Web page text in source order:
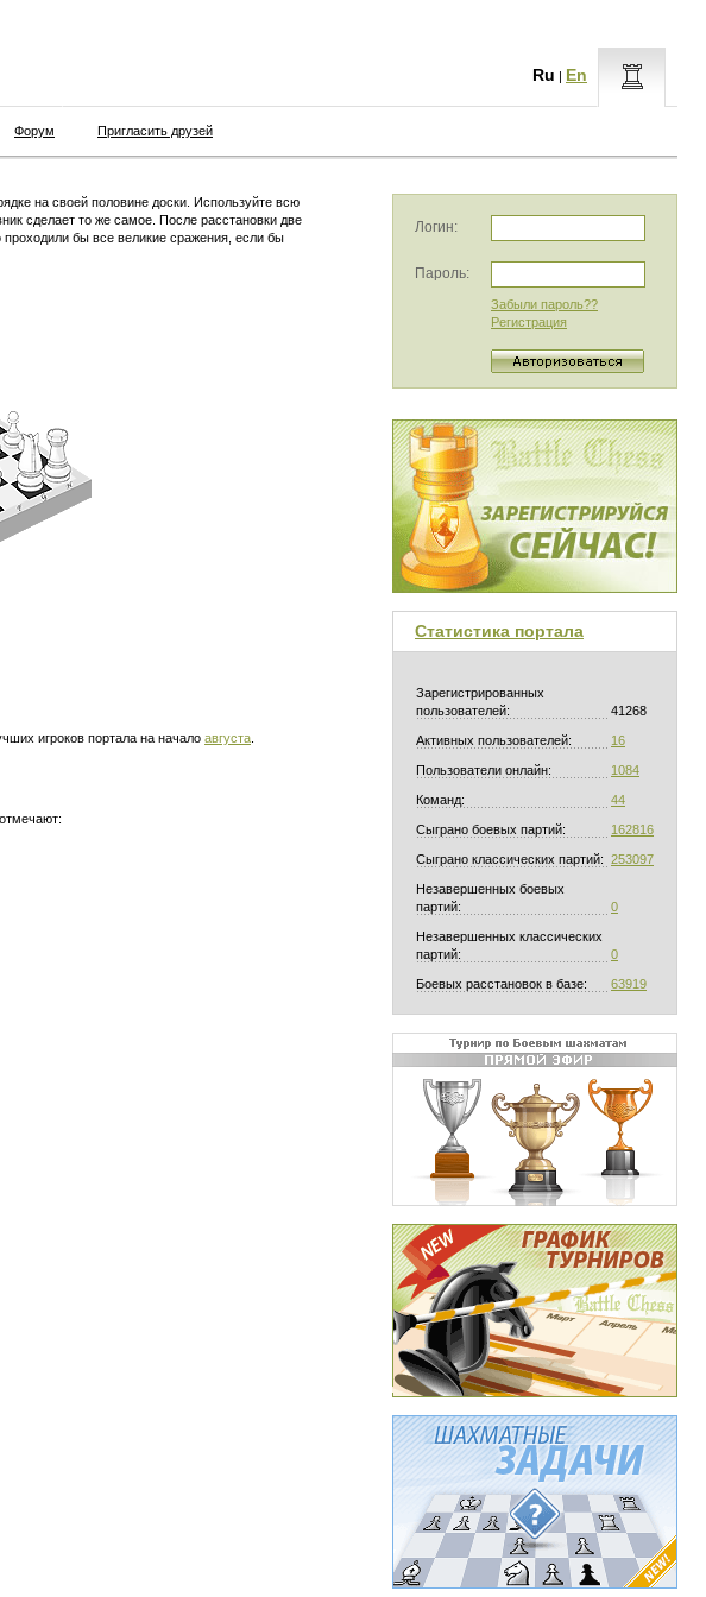
Ru | En
Форум Пригласить друзей
на своей половине доски. Используйте всю
сделает то же самое. После расстановки две
проходили бы все великие сражения, если бы
игроков портала на начало августа
Логин:
Пароль:
Забыли пароль??
Регистрация
Статистика портала
Зарегистрированных
пользователей:
41268
Активных пользователей: 16
Пользователи онлайн: 1084
Команд: 44
Сыграно боевых партий: 162816
Сыграно классических партий: 253097
Незавершенных боевых
партий:
0
Незавершенных классических
партий:
0
Боевых расстановок в базе: 63919